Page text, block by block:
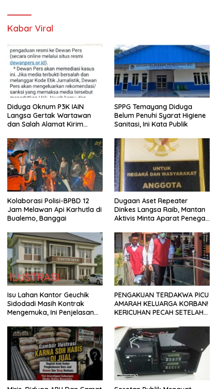
Kabar Viral
Diduga Oknum P3K IAIN
Langsa Gertak Wartawan
dan Salah Alamat Kirim
SPPG Temayang Diduga
Belum Penuhi Syarat Higiene
Sanitasi, Ini Kata Publik
Kolaborasi Polisi-BPBD 12
Jam Melawan Api Karhutla di
Bualemo, Banggai
Dugaan Aset Repeater
Dinkes Langsa Raib, Mantan
Aktivis Minta Aparat Penegak
Isu Lahan Kantor Geuchik
Sidodadi Masih Kontrak
Mengemuka, Ini Penjelasan
PENGAKUAN TERDAKWA PICU
AMARAH KELUARGA KORBAN!
KERICUHAN PECAH SETELAH